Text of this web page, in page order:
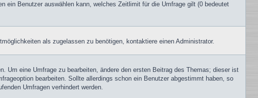
ein Benutzer auswählen kann, welches Zeitlimit für die Umfrage gilt (0 bedeutet
als zugelassen zu benötigen, kontaktiere einen Administrator.
Um eine Umfrage zu bearbeiten, ändere den ersten Beitrag des Themas; dieser ist
bearbeiten. Sollte allerdings schon ein Benutzer abgestimmt haben, so
Umfragen verhindert werden.